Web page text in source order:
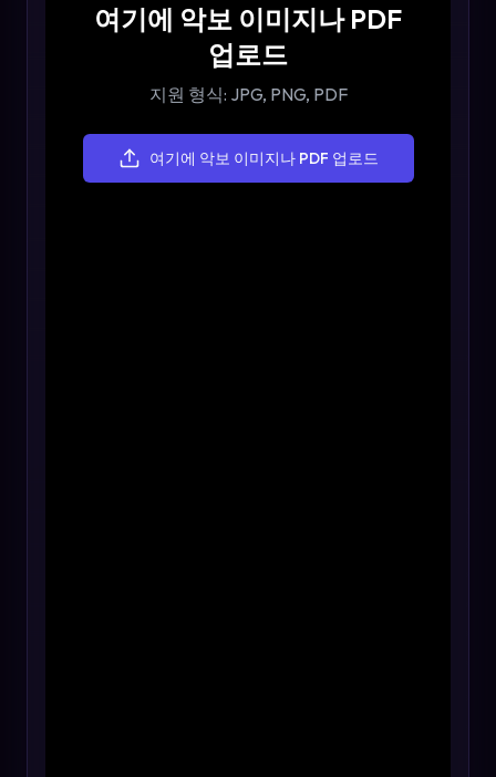
여기에 악보 이미지나 PDF
업로드
지원 형식: JPG, PNG, PDF
여기에 악보 이미지나 PDF 업로드